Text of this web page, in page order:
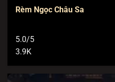
Rèm Ngọc Châu Sa
5.0/5
3.9K